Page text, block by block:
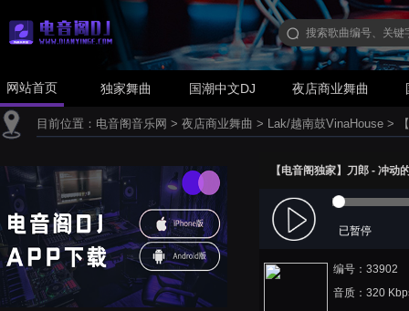
网站首页 独家舞曲 国潮中文DJ 夜店商业舞曲
目前位置： 电音阁音乐网 > 夜店商业舞曲 > Lak/越南鼓VinaHouse >
【电音阁独家】刀郎 - 冲
已暂停
编号：33902
音质：320